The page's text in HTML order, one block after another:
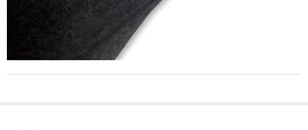
スウェット＆フーディ
ヘッドギア